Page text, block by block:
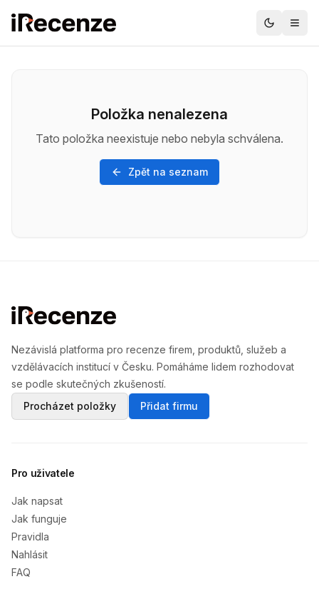
Položka nenalezena
Tato položka neexistuje nebo nebyla schválena.
Zpět na seznam
Nezávislá platforma pro recenze firem, produktů, služeb a
vzdělávacích institucí v Česku. Pomáháme lidem rozhodovat
se podle skutečných zkušeností.
Procházet položky
Přidat firmu
Pro uživatele
Jak napsat
Jak funguje
Pravidla
Nahlásit
FAQ